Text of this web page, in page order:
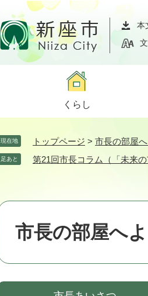
本
くらし
現在地 トップページ > 市長の部屋
足あと 第21回市長コラム（「未来
市長の部屋へ